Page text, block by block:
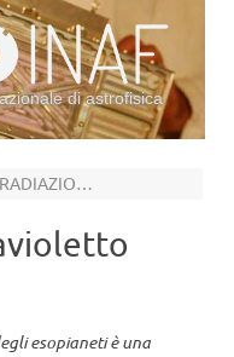
di astrofisica
DIMENSIONE MODELLATA DALLA RADIAZIONE UV DELLE STELLE
esopianeti è una